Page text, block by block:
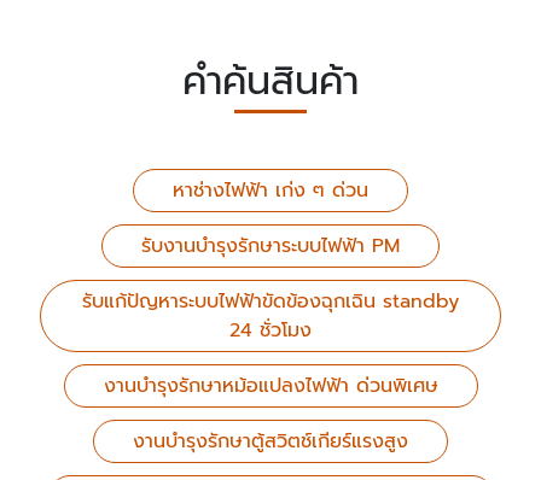
คำค้นสินค้า
หาช่างไฟฟ้า เก่ง ๆ ด่วน
รับงานบำรุงรักษาระบบไฟฟ้า PM
รับแก้ปัญหาระบบไฟฟ้าขัดข้องฉุกเฉิน standby
24 ชั่วโมง
งานบำรุงรักษาหม้อแปลงไฟฟ้า ด่วนพิเศษ
งานบำรุงรักษาตู้สวิตช์เกียร์แรงสูง